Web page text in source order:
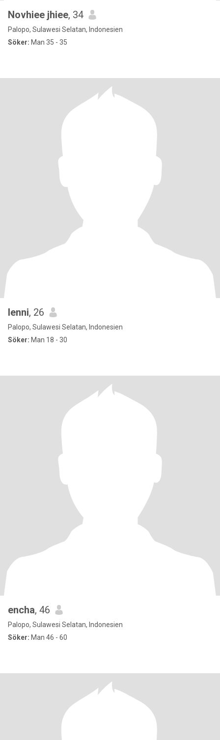
Novhiee jhiee, 34
Palopo, Sulawesi Selatan, Indonesien
Söker: Man 35 - 35
lenni, 26
Palopo, Sulawesi Selatan, Indonesien
Söker: Man 18 - 30
encha, 46
Palopo, Sulawesi Selatan, Indonesien
Söker: Man 46 - 60